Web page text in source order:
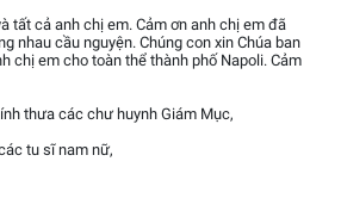
tất cả anh chị em. Cảm ơn anh chị em đã
nhau cầu nguyện. Chúng con xin Chúa ban
chị em cho toàn thể thành phố Napoli. Cảm
thưa các chư huynh Giám Mục,
tu sĩ nam nữ,